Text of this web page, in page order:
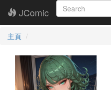
JComic
主頁